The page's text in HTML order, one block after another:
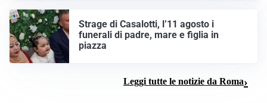
Strage di Casalotti, l’11 agosto i
funerali di padre, mare e figlia in
piazza
Leggi tutte le notizie da Roma